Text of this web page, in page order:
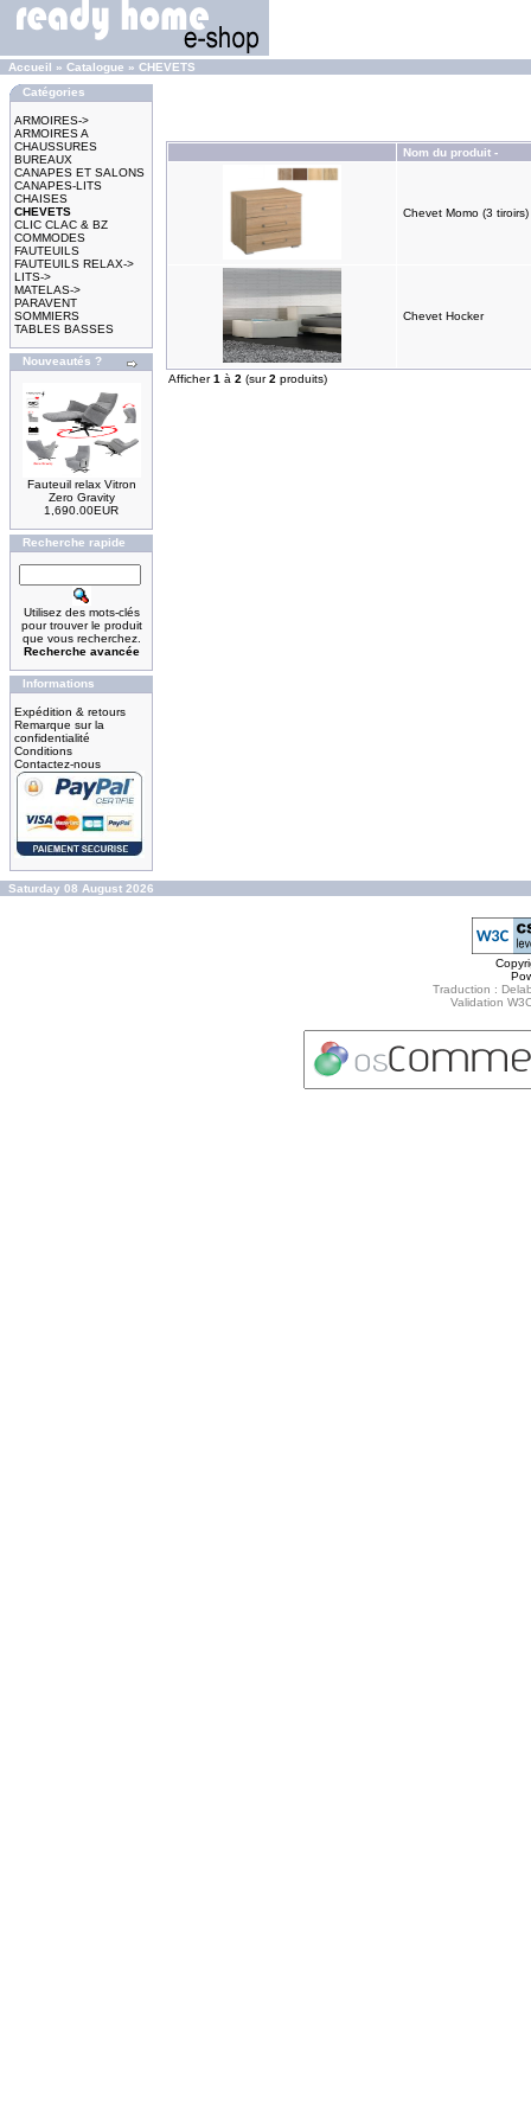
Accueil » Catalogue » CHEVETS
Catégories
ARMOIRES->
ARMOIRES A
CHAUSSURES
BUREAUX
CANAPES ET SALONS
CANAPES-LITS
CHAISES
CHEVETS
CLIC CLAC & BZ
COMMODES
FAUTEUILS
FAUTEUILS RELAX->
LITS->
MATELAS->
PARAVENT
SOMMIERS
TABLES BASSES
Nouveautés ?
Fauteuil relax Vitron
Zero Gravity
1,690.00EUR
Recherche rapide
Utilisez des mots-clés
pour trouver le produit
que vous recherchez.
Recherche avancée
Informations
Expédition & retours
Remarque sur la
confidentialité
Conditions
Contactez-nous
Nom du produit -
Chevet Momo (3 tiroirs)
Chevet Hocker
Afficher1 à 2 (sur2 produits)
Saturday 08 August 2026
Traduction :
Validation